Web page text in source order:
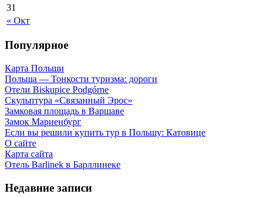
« Окт
31
Популярное
Карта Польши
Польша — Тонкости туризма: дороги
Отели Biskupice Podgórne
Скульптура «Связанный Эрос»
Замковая площадь в Варшаве
Замок Мариенбург
Если вы решили купить тур в Польшу: Катовице
О сайте
Карта сайта
Отель Barlinek в Барллинеке
Недавние записи